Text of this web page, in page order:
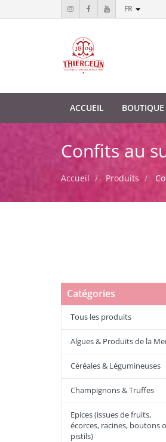
FR
ACCUEIL BOUTIQUE
Confits au
Accueil Produits
Catégories
Tous les produits
Algues & Produits de la
Céréales & Légumineuses
Champignons & Truffes
Epices (issues de fruits,
écorces, racines, boutons
pistils)